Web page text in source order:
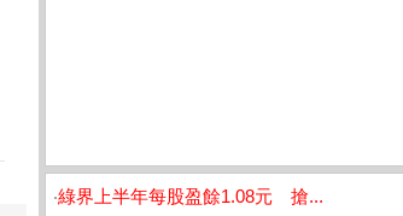
‧綠界上半年每股盈餘1.08元 搶...